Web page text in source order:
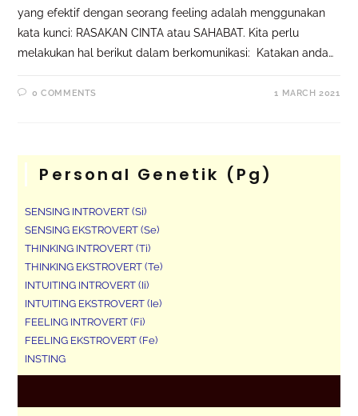
yang efektif dengan seorang feeling adalah menggunakan
kata kunci: RASAKAN CINTA atau SAHABAT. Kita perlu
melakukan hal berikut dalam berkomunikasi: Katakan anda…
0 COMMENTS 1 MARCH 2021
Personal Genetik (pg)
SENSING INTROVERT (Si)
SENSING EKSTROVERT (Se)
THINKING INTROVERT (Ti)
THINKING EKSTROVERT (Te)
INTUITING INTROVERT (Ii)
INTUITING EKSTROVERT (Ie)
FEELING INTROVERT (Fi)
FEELING EKSTROVERT (Fe)
INSTING